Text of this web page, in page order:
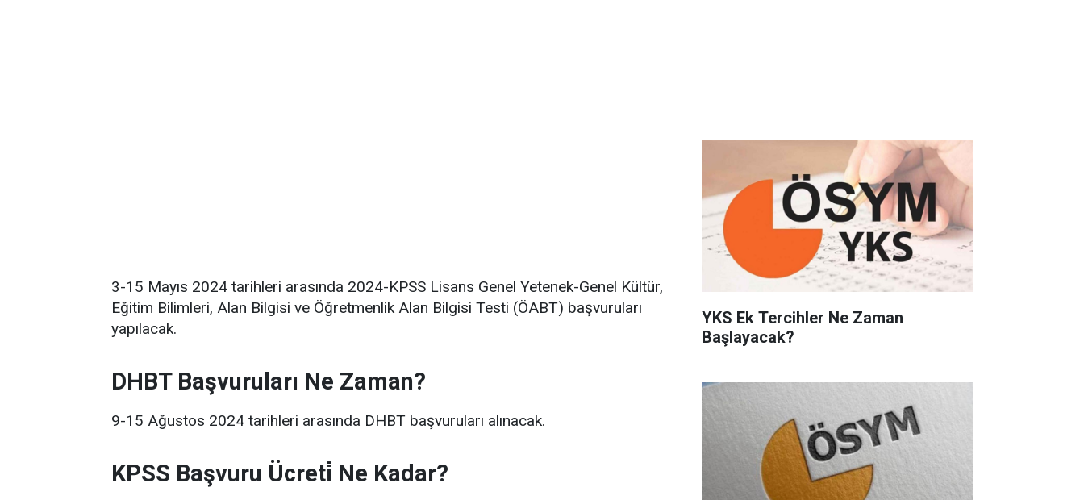
3-15 Mayıs 2024 tarihleri arasında 2024-KPSS Lisans Genel Yetenek-Genel Kültür,
Eğitim Bilimleri, Alan Bilgisi ve Öğretmenlik Alan Bilgisi Testi (ÖABT) başvuruları
yapılacak.
DHBT Başvuruları Ne Zaman?
9-15 Ağustos 2024 tarihleri arasında DHBT başvuruları alınacak.
KPSS Başvuru Ücreti̇ Ne Kadar?
YKS Ek Tercihler Ne Zaman
Başlayacak?